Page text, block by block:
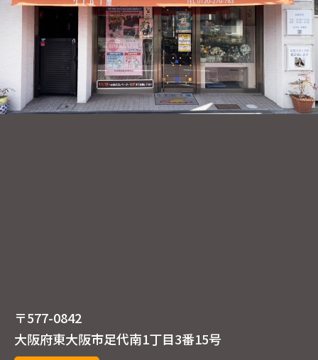
〒577-0842
大阪府東大阪市足代南1丁目3番15号